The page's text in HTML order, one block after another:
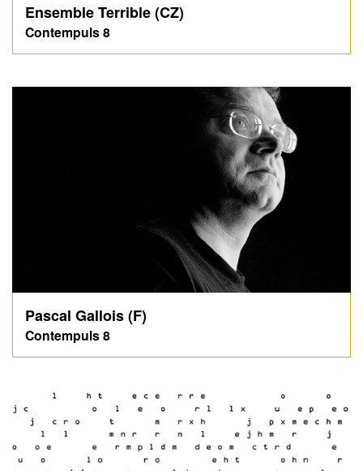
Ensemble Terrible (CZ)
Contempuls 8
Pascal Gallois (F)
Contempuls 8